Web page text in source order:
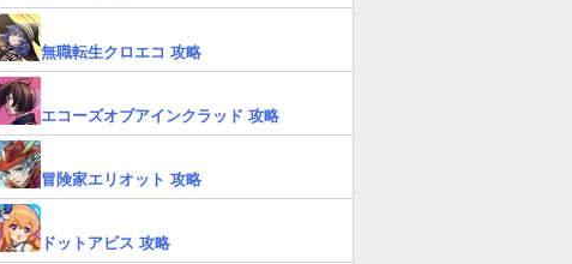
無職転生クロエコ 攻略
エコーズオブアインクラッド 攻略
冒険家エリオット 攻略
ドットアビス 攻略